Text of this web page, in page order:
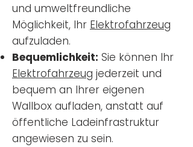
und umweltfreundliche
Möglichkeit, Ihr Elektrofahrzeug
aufzuladen.
Bequemlichkeit: Sie können Ihr
Elektrofahrzeug jederzeit und
bequem an Ihrer eigenen
Wallbox aufladen, anstatt auf
öffentliche Ladeinfrastruktur
angewiesen zu sein.